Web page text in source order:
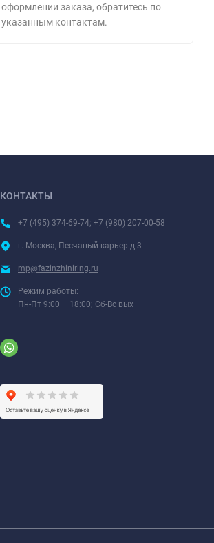
оформлении заказа, обратитесь по
указанным контактам.
КОНТАКТЫ
+7 (495) 374-69-74; +7 (980) 207-00-58
г. Москва, Песчаный карьер д.3
mp@fazinzhiniring.ru
Режим работы:
Пн-Пт 9:00 – 18:00; Сб-Вс вых